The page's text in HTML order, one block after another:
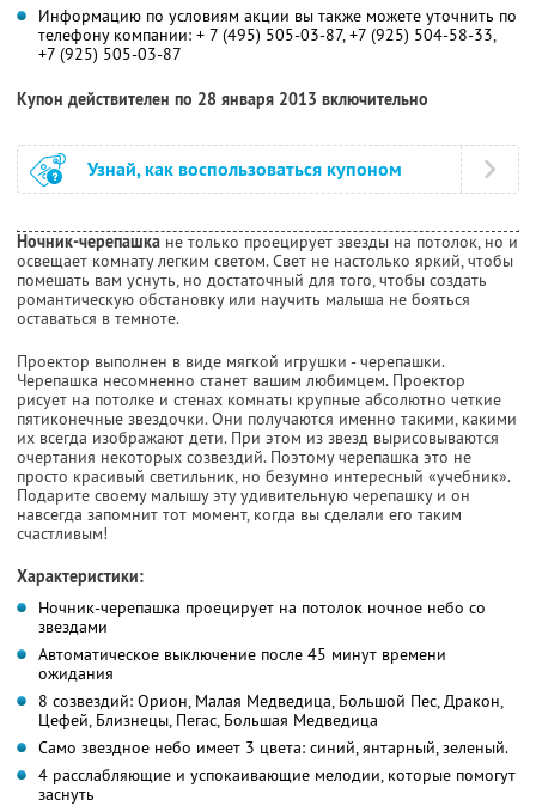
Информацию по условиям акции вы также можете уточнить по
телефону компании: + 7 (495) 505-03-87, +7 (925) 504-58-33,
+7 (925) 505-03-87
Купон действителен по 28 января 2013 включительно
Узнай, как воспользоваться купоном
Ночник-черепашка не только проецирует звезды на потолок, но и
освещает комнату легким светом. Свет не настолько яркий, чтобы
помешать вам уснуть, но достаточный для того, чтобы создать
романтическую обстановку или научить малыша не бояться
оставаться в темноте.
Проектор выполнен в виде мягкой игрушки - черепашки.
Черепашка несомненно станет вашим любимцем. Проектор
рисует на потолке и стенах комнаты крупные абсолютно четкие
пятиконечные звездочки. Они получаются именно такими, какими
их всегда изображают дети. При этом из звезд вырисовываются
очертания некоторых созвездий. Поэтому черепашка это не
просто красивый светильник, но безумно интересный «учебник».
Подарите своему малышу эту удивительную черепашку и он
навсегда запомнит тот момент, когда вы сделали его таким
счастливым!
Характеристики:
Ночник-черепашка проецирует на потолок ночное небо со
звездами
Автоматическое выключение после 45 минут времени
ожидания
8 созвездий: Орион, Малая Медведица, Большой Пес, Дракон,
Цефей, Близнецы, Пегас, Большая Медведица
Само звездное небо имеет 3 цвета: синий, янтарный, зеленый.
4 расслабляющие и успокаивающие мелодии, которые помогут
заснуть